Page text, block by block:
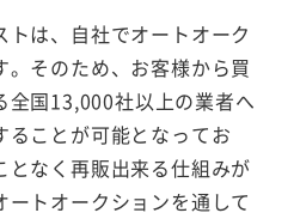
は、自社でオートオーク
。そのため、お客様から買
全国13,000社以上の業者へ
ことが可能となってお
となく再販出来る仕組みが
トオークションを通して